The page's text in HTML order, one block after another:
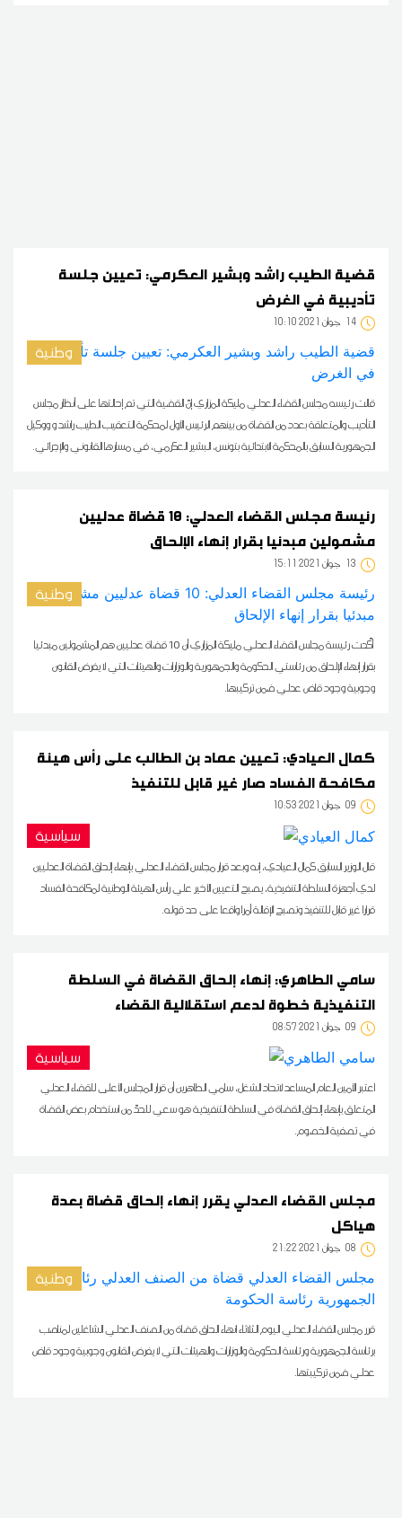
قضية الطيب راشد وبشير العكرمي: تعيين جلسة
تأديبية في الغرض
14 10:10 2021 جوان
وطنية
قالت رئيسه مجلس القضاء العدلي مليكة المزاري إنّ القضية التي تم إحالتها على أنظار مجلس
التأديب والمتعلقة بعدد من القضاة من بينهم الرئيس الأول لمحكمة التعقيب الطيب راشد و ووكيل
الجمهورية السابق بالمحكمة الابتدائية بتونس، البشير العكرمي، في مسارها القانوني والإجرائي.
رئيسة مجلس القضاء العدلي: 10 قضاة عدليين
مشمولين مبدئيا بقرار إنهاء الإلحاق
13 15:11 2021 جوان
وطنية
أكّدت رئيسة مجلس القضاء العدلي مليكة المزاري أن 10 قضاة عدليين هم المشمولين مبدئيا
بقرار إنهاء الإلحاق من رئاستي الحكومة والجمهورية والوزارات والهيئات التي لا يفرض القانون
وجوبية وجود قاض عدلي ضمن تركيبها.
كمال العيادي: تعيين عماد بن الطالب على رأس هيئة
مكافحة الفساد صار غير قابل للتنفيذ
09 10:53 2021 جوان
سياسية
قال الوزير السابق كمال العيادي، إنه وبعد قرار مجلس القضاء العدلي بإنهاء إلحاق القضاة العدليين
لدي أجهزة السلطة التنفيذية، يصبح التعيين الأخير علي رأس الهيئة الوطنية لمكافحة الفساد
قرارا غير قابل للتنفيذ وتصبح الإقالة أمرا واقعا على حد قوله.
سامي الطاهري: إنهاء إلحاق القضاة في السلطة
التنفيذية خطوة لدعم استقلالية القضاء
09 08:57 2021 جوان
سياسية
اعتبر الأمين العام المساعد لاتحاد الشغل، سامي الطاهرين أن قرار المجلس الأعلى للقضاء العدلي
المتعلق بإنهاء إلحاق القضاة في السلطة التنفيذية هو سعي للحدّ من استخدام بعض القضاة
في تصفية الخصوم.
مجلس القضاء العدلي يقرر إنهاء إلحاق قضاة بعدة
هياكل
08 21:22 2021 جوان
وطنية
قرر مجلس القضاء العدلي اليوم الثلاثاء انهاء الحاق قضاة من الصنف العدلي الشاغلين لمناصب
برئاسة الجمهورية ورئاسة الحكومة والوزارات والهيئات التي لا يفرض القانون وجوبية وجود قاض
عدلي ضمن تركيبتها.